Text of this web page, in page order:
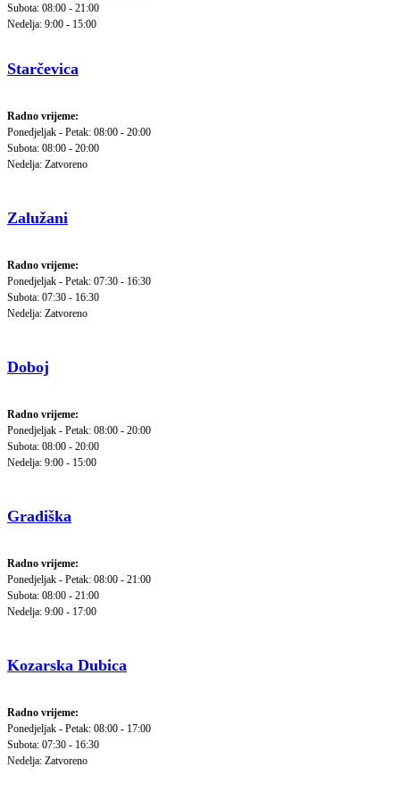
Subota: 08:00 - 21:00
Nedelja: 9:00 - 15:00
Starčevica
Radno vrijeme:
Ponedjeljak - Petak: 08:00 - 20:00
Subota: 08:00 - 20:00
Nedelja: Zatvoreno
Zalužani
Radno vrijeme:
Ponedjeljak - Petak: 07:30 - 16:30
Subota: 07:30 - 16:30
Nedelja: Zatvoreno
Doboj
Radno vrijeme:
Ponedjeljak - Petak: 08:00 - 20:00
Subota: 08:00 - 20:00
Nedelja: 9:00 - 15:00
Gradiška
Radno vrijeme:
Ponedjeljak - Petak: 08:00 - 21:00
Subota: 08:00 - 21:00
Nedelja: 9:00 - 17:00
Kozarska Dubica
Radno vrijeme:
Ponedjeljak - Petak: 08:00 - 17:00
Subota: 07:30 - 16:30
Nedelja: Zatvoreno